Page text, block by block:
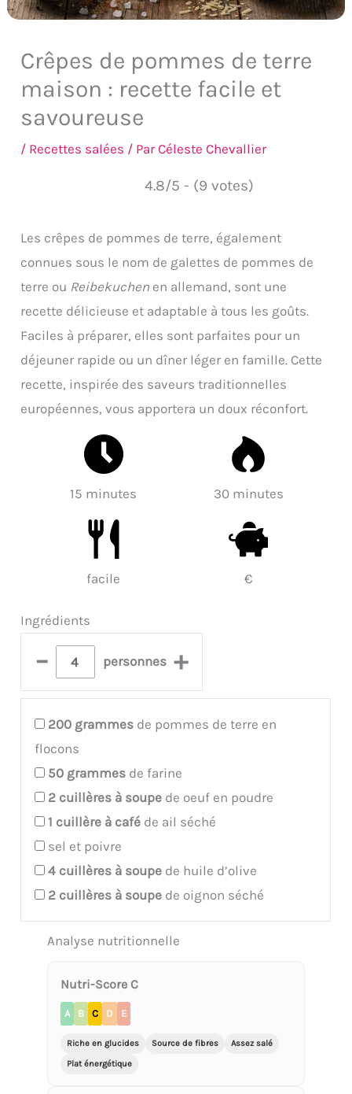
Crêpes de pommes de terre
maison : recette facile et
savoureuse
/ Recettes salées / ParCéleste Chevallier
4.8/5 - (9 votes)
Les crêpes de pommes de terre, également
connues sous le nom de galettes de pommes de
terre ou Reibekuchen en allemand, sont une
recette délicieuse et adaptable à tous les goûts.
Faciles à préparer, elles sont parfaites pour un
déjeuner rapide ou un dîner léger en famille. Cette
recette, inspirée des saveurs traditionnelles
européennes, vous apportera un doux réconfort.
15 minutes 30 minutes
facile €
Ingrédients
– personnes +
200 grammes de pommes de terre en
flocons
50 grammes de farine
2 cuillères à soupe de oeuf en poudre
1 cuillère à café de ail séché
sel et poivre
4 cuillères à soupe de huile d’olive
2 cuillères à soupe de oignon séché
Analyse nutritionnelle
Nutri-Score C
A B C D E
Riche en glucides Source de fibres
Assez salé
Plat énergétique